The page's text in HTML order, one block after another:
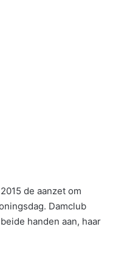
de aanzet om
Damclub
handen aan, haar